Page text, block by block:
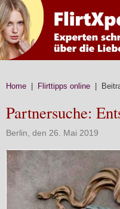
Home Flirttipps online |
Partnersuche:
Berlin, den 26. Mai 2019